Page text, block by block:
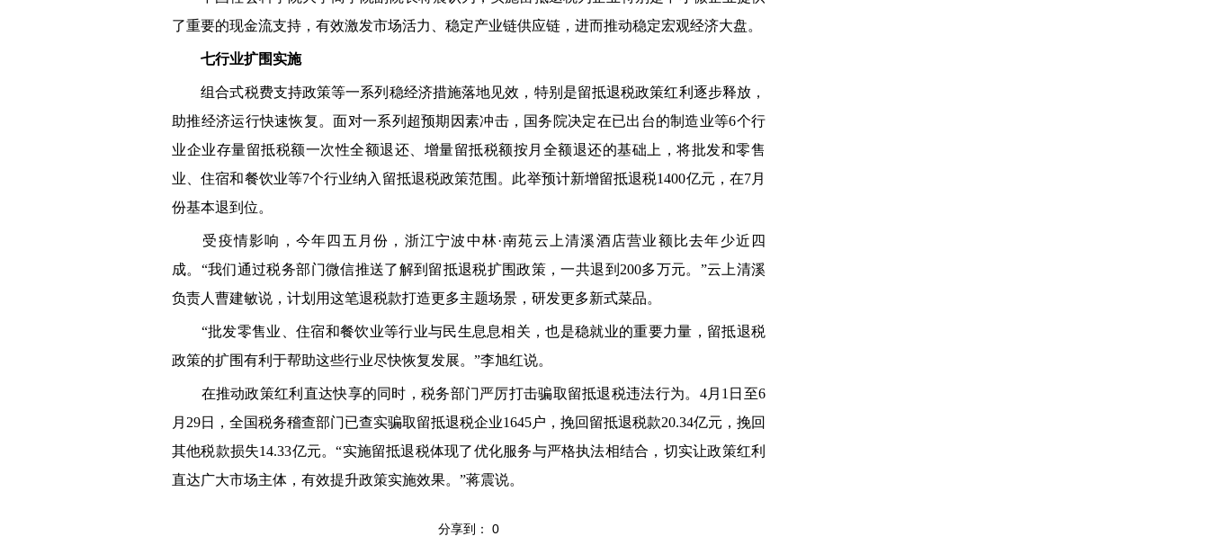
了重要的现金流支持，有效激发市场活力、稳定产业链供应链，进而推动稳定宏观经济大盘。
七行业扩围实施
组合式税费支持政策等一系列稳经济措施落地见效，特别是留抵退税政策红利逐步释放，
助推经济运行快速恢复。面对一系列超预期因素冲击，国务院决定在已出台的制造业等6个行
业企业存量留抵税额一次性全额退还、增量留抵税额按月全额退还的基础上，将批发和零售
业、住宿和餐饮业等7个行业纳入留抵退税政策范围。此举预计新增留抵退税1400亿元，在7月
份基本退到位。
受疫情影响，今年四五月份，浙江宁波中林·南苑云上清溪酒店营业额比去年少近四
成。“我们通过税务部门微信推送了解到留抵退税扩围政策，一共退到200多万元。”云上清溪
负责人曹建敏说，计划用这笔退税款打造更多主题场景，研发更多新式菜品。
“批发零售业、住宿和餐饮业等行业与民生息息相关，也是稳就业的重要力量，留抵退税
政策的扩围有利于帮助这些行业尽快恢复发展。”李旭红说。
在推动政策红利直达快享的同时，税务部门严厉打击骗取留抵退税违法行为。4月1日至6
月29日，全国税务稽查部门已查实骗取留抵退税企业1645户，挽回留抵退税款20.34亿元，挽回
其他税款损失14.33亿元。“实施留抵退税体现了优化服务与严格执法相结合，切实让政策红利
直达广大市场主体，有效提升政策实施效果。”蒋震说。
分享到： 0